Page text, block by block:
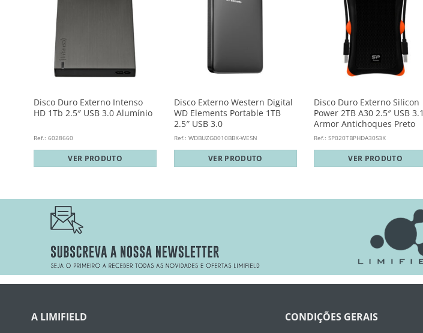
Disco Duro Externo Intenso
HD 1Tb 2.5″ USB 3.0 Alumínio
Ref.: 6028660
VER PRODUTO
Disco Externo Western Digital
WD Elements Portable 1TB
2.5″ USB 3.0
Ref.: WDBUZG0010BBK-WESN
VER PRODUTO
Disco Duro Externo Silicon
Power 2TB A30 2.5″ USB 3.1
Armor Antichoques Preto
Ref.: SP020TBPHDA30S3K
VER PRODUTO
A LIMIFIELD CONDIÇÕES GERAIS